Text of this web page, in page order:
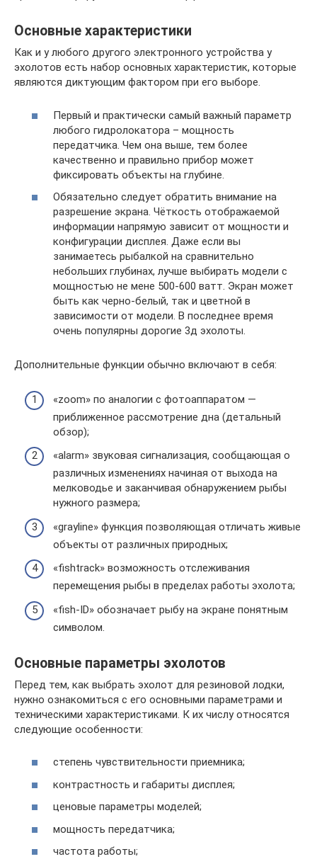
Основные характеристики
Как и у любого другого электронного устройства у
эхолотов есть набор основных характеристик, которые
являются диктующим фактором при его выборе.
Первый и практически самый важный параметр
любого гидролокатора – мощность
передатчика. Чем она выше, тем более
качественно и правильно прибор может
фиксировать объекты на глубине.
Обязательно следует обратить внимание на
разрешение экрана. Чёткость отображаемой
информации напрямую зависит от мощности и
конфигурации дисплея. Даже если вы
занимаетесь рыбалкой на сравнительно
небольших глубинах, лучше выбирать модели с
мощностью не мене 500-600 ватт. Экран может
быть как черно-белый, так и цветной в
зависимости от модели. В последнее время
очень популярны дорогие 3д эхолоты.
Дополнительные функции обычно включают в себя:
«zoom» по аналогии с фотоаппаратом —
приближенное рассмотрение дна (детальный
обзор);
«alarm» звуковая сигнализация, сообщающая о
различных изменениях начиная от выхода на
мелководье и заканчивая обнаружением рыбы
нужного размера;
«grayline» функция позволяющая отличать живые
объекты от различных природных;
«fishtrack» возможность отслеживания
перемещения рыбы в пределах работы эхолота;
«fish-ID» обозначает рыбу на экране понятным
символом.
Основные параметры эхолотов
Перед тем, как выбрать эхолот для резиновой лодки,
нужно ознакомиться с его основными параметрами и
техническими характеристиками. К их числу относятся
следующие особенности:
степень чувствительности приемника;
контрастность и габариты дисплея;
ценовые параметры моделей;
мощность передатчика;
частота работы;